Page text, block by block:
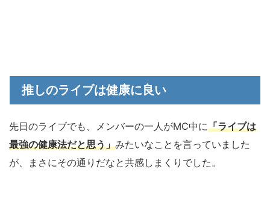
推しのライブは健康に良い
先日のライブでも、メンバーの一人がMC中に「ライブは
最強の健康法だと思う」みたいなことを言っていました
が、まさにその通りだなと共感しまくりでした。